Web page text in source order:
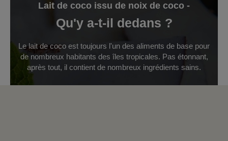
Lait de coco issu de noix de coco -
Qu'y a-t-il dedans ?
Le lait de coco est toujours l'un des aliments de base pour
de nombreux habitants des îles tropicales. Pas étonnant,
après tout, il contient de nombreux ingrédients sains.